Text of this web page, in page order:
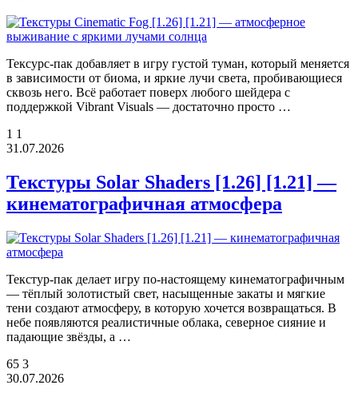
Тексурс-пак добавляет в игру густой туман, который меняется
в зависимости от биома, и яркие лучи света, пробивающиеся
сквозь него. Всё работает поверх любого шейдера с
поддержкой Vibrant Visuals — достаточно просто …
1 1
31.07.2026
Текстуры Solar Shaders [1.26] [1.21] —
кинематографичная атмосфера
Текстур-пак делает игру по-настоящему кинематографичным
— тёплый золотистый свет, насыщенные закаты и мягкие
тени создают атмосферу, в которую хочется возвращаться. В
небе появляются реалистичные облака, северное сияние и
падающие звёзды, а …
65 3
30.07.2026